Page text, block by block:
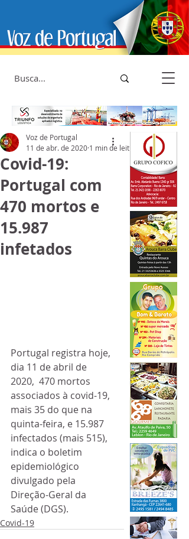
Covid-19:
Portugal com
470 mortos e
15.987
infetados
Voz de Portugal
11 de abr. de 2020 1 min de leitura
Portugal registra hoje,
dia 11 de abril de
2020,  470 mortos
associados à covid-19,
mais 35 do que na
quinta-feira, e 15.987
infectados (mais 515),
indica o boletim
epidemiológico
divulgado pela
Direção-Geral da
Saúde (DGS).
Covid-19